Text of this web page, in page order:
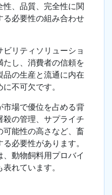
、品質、完全性に関
る必要性の組み合わせ
リティソリューショ
たし、消費者の信頼を
品の生産と流通に内在
不可欠です。
市場で優位を占める背
の管理、サプライチ
可能性の高さなど、畜
必要性があります。
動物飼料用プロバイ
れています。